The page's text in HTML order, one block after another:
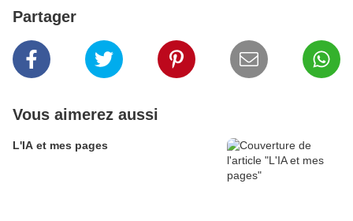
Partager
Vous aimerez aussi
L'IA et mes pages